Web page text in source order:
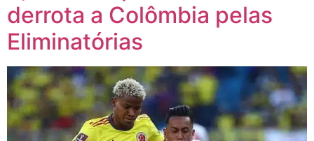
derrota a Colômbia pelas
Eliminatórias